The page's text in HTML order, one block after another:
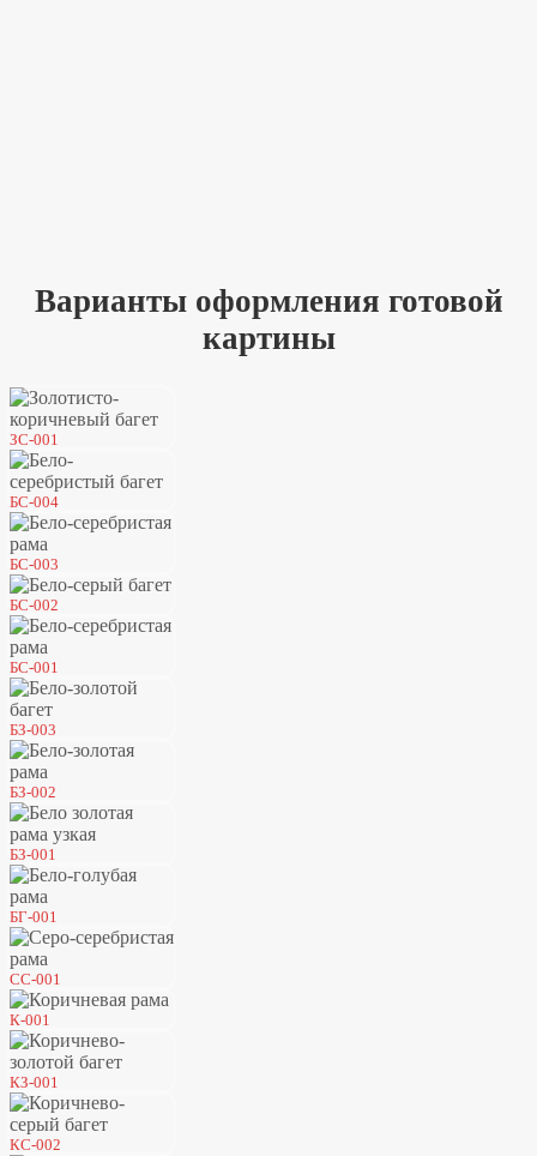
Варианты оформления готовой
картины
ЗС-001
БС-004
БС-003
БС-002
БС-001
БЗ-003
БЗ-002
БЗ-001
БГ-001
СС-001
К-001
КЗ-001
КС-002